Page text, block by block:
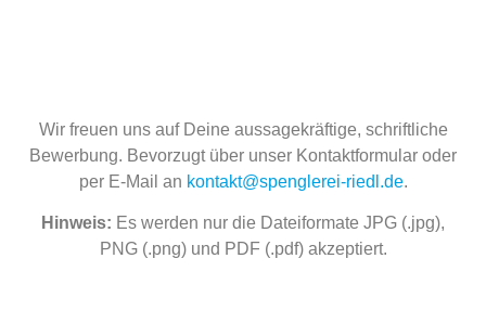
Wir freuen uns auf Deine aussagekräftige, schriftliche
Bewerbung. Bevorzugt über unser Kontaktformular oder
per E-Mail an kontakt@spenglerei-riedl.de.
Hinweis: Es werden nur die Dateiformate JPG (.jpg),
PNG (.png) und PDF (.pdf) akzeptiert.